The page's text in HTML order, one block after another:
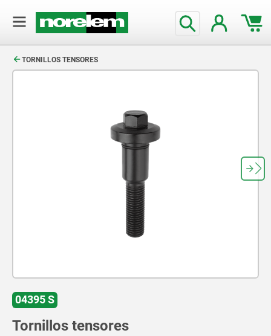
TORNILLOS TENSORES
04395 S
Tornillos tensores